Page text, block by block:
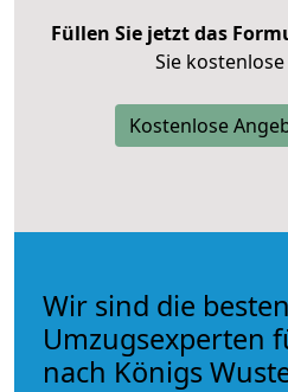
Füllen Sie jetzt das
Sie
Kostenlose
Wir sind die besten
Umzugsexperten
nach Königs